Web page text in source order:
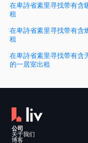
在卑詩省素里寻找带有含
租
在卑詩省素里寻找带有含
租
在卑詩省素里寻找带有含
的一居室出租
公司
关于我们
博客